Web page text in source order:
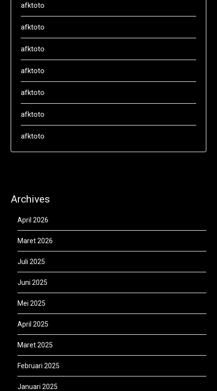
afktoto
afktoto
afktoto
afktoto
afktoto
afktoto
afktoto
Archives
April 2026
Maret 2026
Juli 2025
Juni 2025
Mei 2025
April 2025
Maret 2025
Februari 2025
Januari 2025